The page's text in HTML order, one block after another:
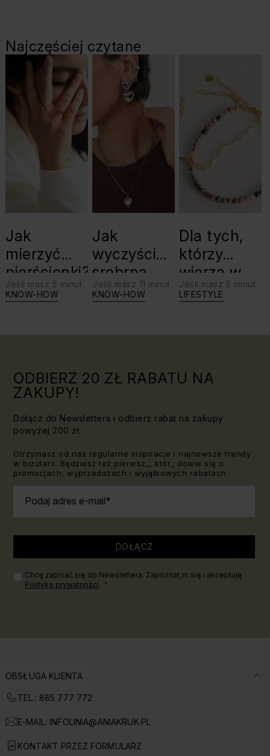
Najczęściej czytane
Jak
mierzyć
pierścionki?
Jeśli masz 5 minut
KNOW-HOW
Jak
wyczyścić
srebrną
biżuterię?
Jeśli masz 11 minut
KNOW-HOW
Dla tych,
którzy
wierzą w
swoje siły:
Jeśli masz 5 minut
LIFESTYLE
ODBIERZ 20 ZŁ RABATU NA
ZAKUPY!
Dołącz do Newslettera i odbierz rabat na zakupy
powyżej 200 zł.
Otrzymasz od nas regularne inspiracje i najnowsze trendy
w biżuterii. Będziesz też pierwsz_, któr_ dowie się o
promocjach, wyprzedażach i wyjątkowych rabatach.
Podaj adres e-mail
DOŁĄCZ
Chcę zapisać się do Newslettera. Zapoznał_m się i akceptuję
Politykę prywatności.
OBSŁUGA KLIENTA
TEL.: 885 777 772
E-MAIL: INFOLINIA@ANIAKRUK.PL
KONTAKT PRZEZ FORMULARZ